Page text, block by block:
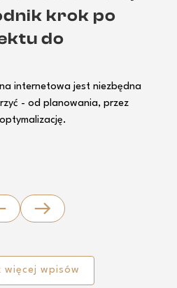
krok po
do
internetowa jest niezbędna
- od planowania, przez
więcej wpisów